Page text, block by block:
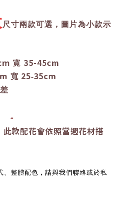
尺寸兩款可選，圖片為小款示
寬 35-45cm
寬 25-35cm
-
此款配花會依照當週花材搭
整體配色，請與我們聯絡或於私